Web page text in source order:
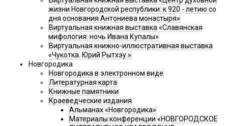
жизни Новгородской республики: к 920 - летию со
дня основания Антониева монастыря»
Виртуальная книжная выставка «Славянская
мифология: ночь Ивана Купалы»
Виртуальная книжно-иллюстративная выставка
«Чукотка. Юрий Рытхэу.»
Новгородика
Новгородика в электронном виде
Литературная карта
Книжные памятники
Краеведческие издания
Альманах «Новгородика»
Материалы конференции «НОВГОРОДСКОЕ